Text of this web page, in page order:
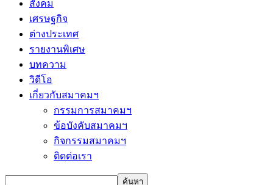
สังคม
เศรษฐกิจ
ต่างประเทศ
รายงานพิเศษ
บทความ
วิดีโอ
เกี่ยวกับสมาคมฯ
กรรมการสมาคมฯ
ข้อบังคับสมาคมฯ
กิจกรรมสมาคมฯ
ติดต่อเรา